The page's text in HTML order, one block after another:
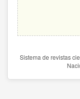
Sistema de revistas